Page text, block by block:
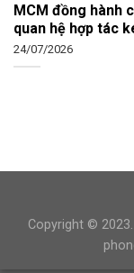
MCM đồng hành
quan hệ hợp tác
24/07/2026
Copyright © 2023.